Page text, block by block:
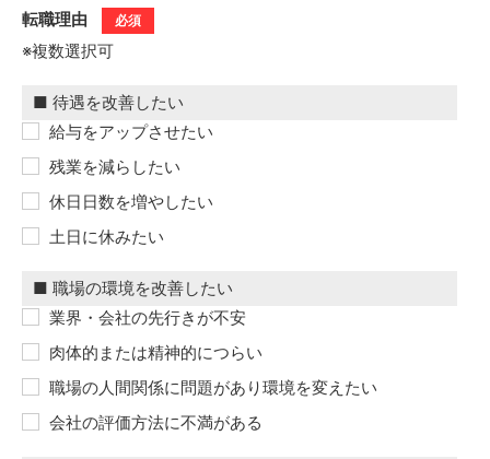
転職理由 必須
※複数選択可
給与をアップさせたい
残業を減らしたい
休日日数を増やしたい
土日に休みたい
業界・会社の先行きが不安
肉体的または精神的につらい
職場の人間関係に問題があり環境を変えたい
会社の評価方法に不満がある